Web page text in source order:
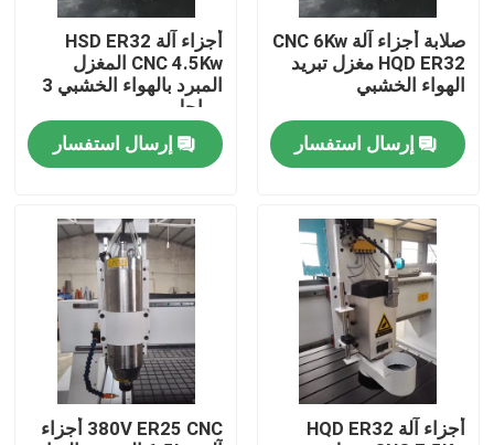
حول بنا
جولة في المعمل
ضبط الجودة
اتصل بنا
آلة قطع ألياف الليزر
آلة القطع بليزر CO2
آلة قطع المعادن بالليزر
صلابة أجزاء آلة CNC 6Kw
HQD ER32 مغزل تبريد
الهواء الخشبي
إرسال استفسار
أجزاء آلة HSD ER32
CNC 4.5Kw المغزل
المبرد بالهواء الخشبي 3
مراحل
إرسال استفسار
أجزاء آلة HQD ER32
380V ER25 CNC أجزاء